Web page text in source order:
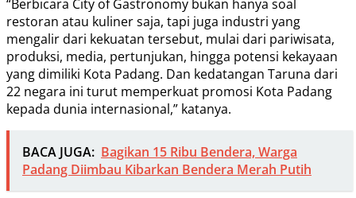
“Berbicara City of Gastronomy bukan hanya soal
restoran atau kuliner saja, tapi juga industri yang
mengalir dari kekuatan tersebut, mulai dari pariwisata,
produksi, media, pertunjukan, hingga potensi kekayaan
yang dimiliki Kota Padang. Dan kedatangan Taruna dari
22 negara ini turut memperkuat promosi Kota Padang
kepada dunia internasional,” katanya.
BACA JUGA: Bagikan 15 Ribu Bendera, Warga
Padang Diimbau Kibarkan Bendera Merah Putih